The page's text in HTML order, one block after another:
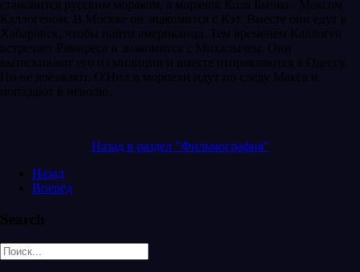
становится русским моряком, а морячок Коля Бычко - Максом
Каллогеном. В Москве он знакомится с Кэт. Вместе они едут в
Хабаровск, чтобы найти американца. Тем временем Каллоген
встречает Рамиреса и знакомится с Михалычем. Они
вытаскивают его из милиции и вместе отправляются в Одессу.
Но не доезжают. О'Нил и морпехи идут по следу Макса и
попадают в неволю.
Назад в раздел "Фильмография"
Назад
Вперёд
Search